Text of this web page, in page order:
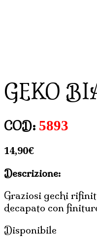
GEKO
COD: 5893
14,90€
Descrizione:
Graziosi gechi
decapato con
Disponibile